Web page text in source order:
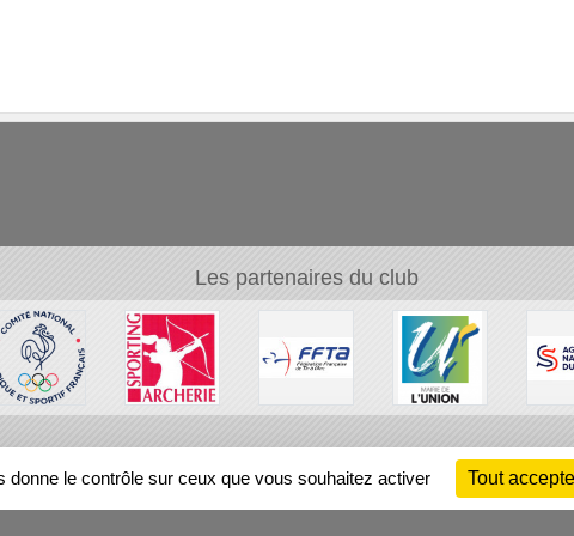
Les partenaires du club
donne le contrôle sur ceux que vous souhaitez activer Tout